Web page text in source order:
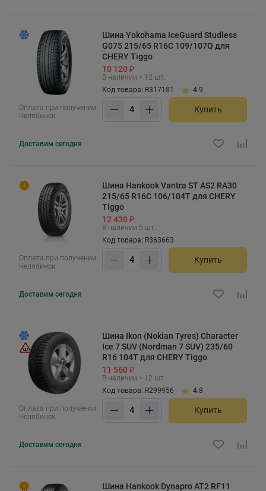
Оплата при получении
Челябинск
Шина Yokohama IceGuard Studless
G075 215/65 R16C 109/107Q для
CHERY Tiggo
10 120 ₽
В наличии > 12 шт.
Код товара: R317181
4.9
Купить
Доставим сегодня
Оплата при получении
Челябинск
Шина Hankook Vantra ST AS2 RA30
215/65 R16C 106/104T для CHERY
Tiggo
12 430 ₽
В наличии 5 шт.
Код товара: R363663
Купить
Доставим сегодня
Оплата при получении
Челябинск
Шина Ikon (Nokian Tyres) Character
Ice 7 SUV (Nordman 7 SUV) 235/60
R16 104T для CHERY Tiggo
11 560 ₽
В наличии > 12 шт.
Код товара: R299956
4.8
Купить
Доставим сегодня
Шина Hankook Dynapro AT2 RF11